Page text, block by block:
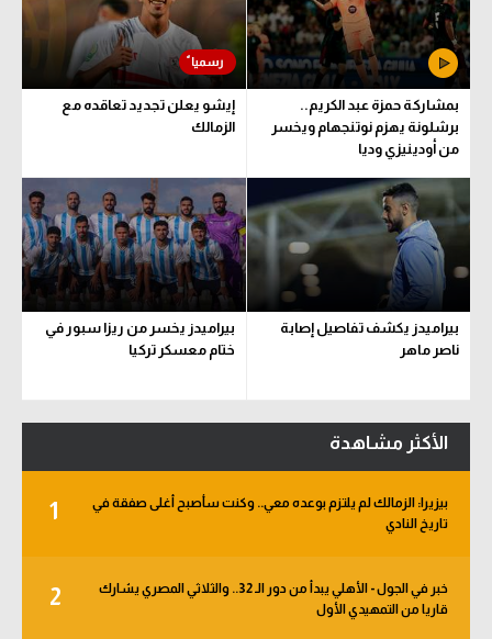
سعودي في الجول
الدوري الإنجليزي
الدوري الإسباني
دوري أبطال أوروبا
القسم الثاني
رياضات أخرى
أمم إفريقيا
كرة السلة الأمريكية
كرة يد
كرة طائرة
الوطن العربي
رياضة نسائية
بمشاركة حمزة عبد الكريم..
برشلونة يهزم نوتنجهام ويخسر
من أودينيزي وديا
إيشو يعلن تجديد تعاقده مع
الزمالك
بيراميدز يكشف تفاصيل إصابة
ناصر ماهر
بيراميدز يخسر من ريزا سبور في
ختام معسكر تركيا
الأكثر مشاهدة
1
بيزيرا: الزمالك لم يلتزم بوعده معي.. وكنت سأصبح أغلى صفقة في
تاريخ النادي
2
خبر في الجول - الأهلي يبدأ من دور الـ 32.. والثلاثي المصري يشارك
قاريا من التمهيدي الأول